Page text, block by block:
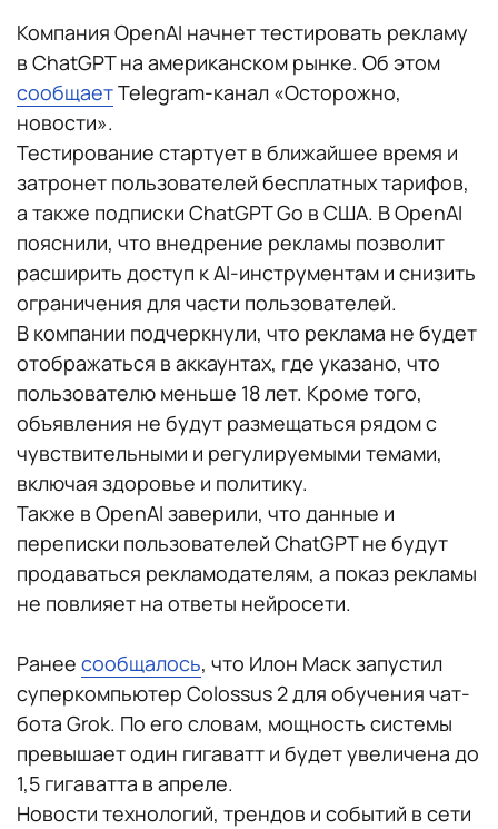
Компания OpenAI начнет тестировать рекламу
в ChatGPT на американском рынке. Об этом
сообщаетTelegram-канал «Осторожно,
новости».
Тестирование стартует в ближайшее время и
затронет пользователей бесплатных тарифов,
а также подписки ChatGPT Go в США. В OpenAI
пояснили, что внедрение рекламы позволит
расширить доступ к AI-инструментам и снизить
ограничения для части пользователей.
В компании подчеркнули, что реклама не будет
отображаться в аккаунтах, где указано, что
пользователю меньше 18 лет. Кроме того,
объявления не будут размещаться рядом с
чувствительными и регулируемыми темами,
включая здоровье и политику.
Также в OpenAI заверили, что данные и
переписки пользователей ChatGPT не будут
продаваться рекламодателям, а показ рекламы
не повлияет на ответы нейросети.
Ранее сообщалось, что Илон Маск запустил
суперкомпьютер Colossus 2 для обучения чат-
бота Grok. По его словам, мощность системы
превышает один гигаватт и будет увеличена до
1,5 гигаватта в апреле.
Новости технологий, трендов и событий в сети